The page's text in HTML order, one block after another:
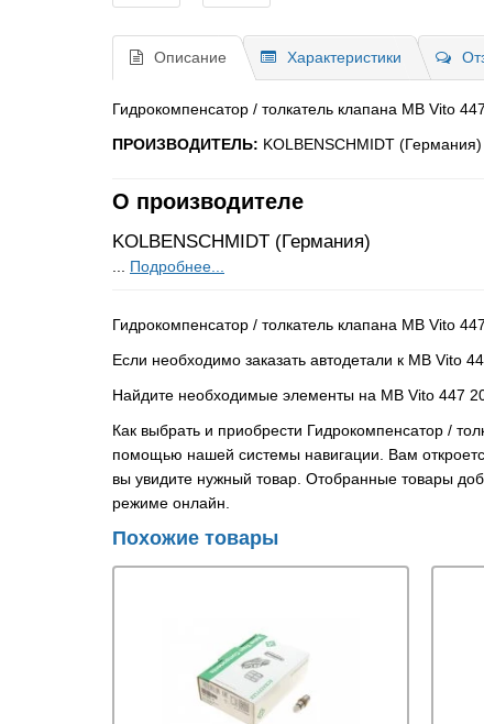
Описание Характеристики
Гидрокомпенсатор / толкатель клапана MB Vito
ПРОИЗВОДИТЕЛЬ: KOLBENSCHMIDT (Германия)
О производителе
KOLBENSCHMIDT (Германия)
... Подробнее...
Гидрокомпенсатор / толкатель клапана MB Vito
Если необходимо заказать автодетали к MB Vito
Найдите необходимые элементы на MB Vito 447
Как выбрать и приобрести Гидрокомпенсатор /
помощью нашей системы навигации. Вам
вы увидите нужный товар. Отобранные товары
режиме онлайн.
Похожие товары